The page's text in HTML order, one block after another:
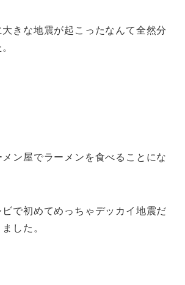
きな地震が起こったなんて全然分
ン屋でラーメンを食べることにな
で初めてめっちゃデッカイ地震だ
した。